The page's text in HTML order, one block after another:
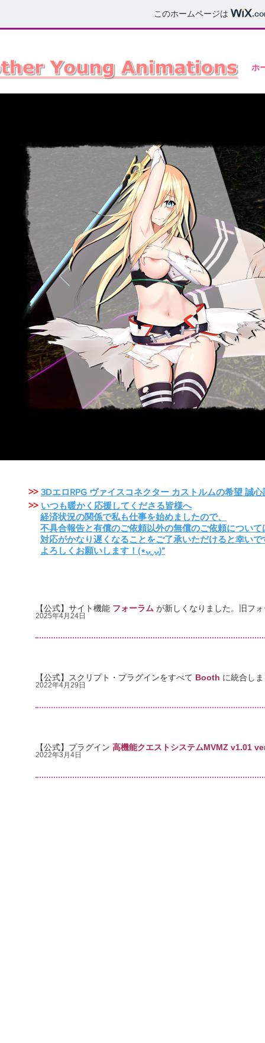
このホームページは
ホ
>> 3DエロRPG ヴァイスコネクター カストルムの希望 誠
>> いつも暖かく応援してくださる皆様へ
経済状況の関係で私も仕事を始めましたので、
不具合報告と有償のご依頼以外の無償のご依頼について
対応がかなり遅くなることをご了承いただけると幸いで
よろしくお願いします！(⋆ᴗ͈ˬᴗ͈)”
​【公式】サイト機能 フォーラム が新しくなりました。旧フ
2025年4月24日
​【公式】スクリプト・プラグインをすべて Booth に統合し
2022年4月29 日
​【公式】プラグイン 高機能クエストシステムMVMZ v1.01
2022年3月4日